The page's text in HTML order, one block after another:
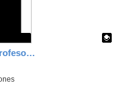
Listado provisional de profesorado seleccionado